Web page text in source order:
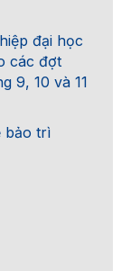
đại học
các đợt
9, 10 và 11
bảo trì